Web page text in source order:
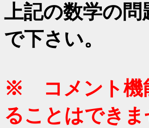
上記の数学の
で下さい。
※ コメント機
ることはできま